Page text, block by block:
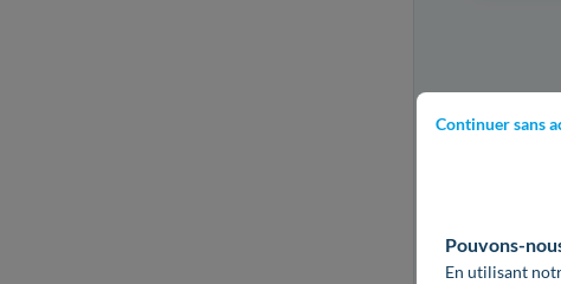
Continuer sans
Pouvons-
En utilisant